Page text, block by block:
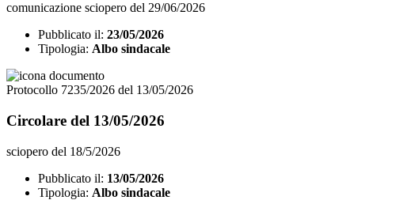
comunicazione sciopero del 29/06/2026
Pubblicato il: 23/05/2026
Tipologia: Albo sindacale
Protocollo 7235/2026 del 13/05/2026
Circolare del 13/05/2026
sciopero del 18/5/2026
Pubblicato il: 13/05/2026
Tipologia: Albo sindacale